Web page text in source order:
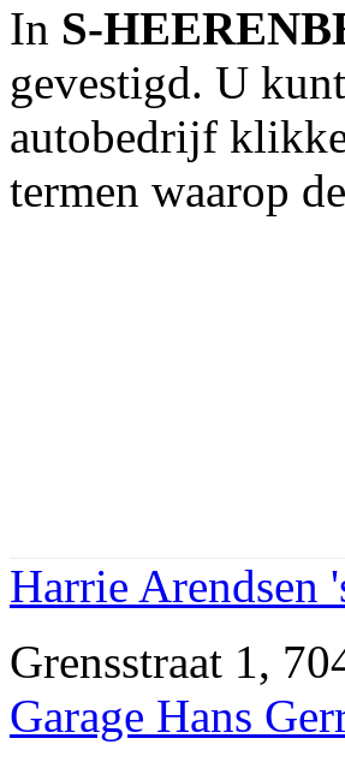
In S-
gevestigd. U
autobedrijf
termen waarop
Harrie Arendsen
Grensstraat 1,
Garage Hans